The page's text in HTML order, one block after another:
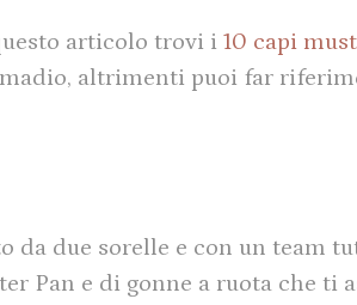
articolo trovi i 10 capi
altrimenti puoi far
due sorelle e con un team
Pan e di gonne a ruota che ti